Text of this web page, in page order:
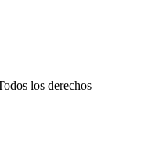
los derechos